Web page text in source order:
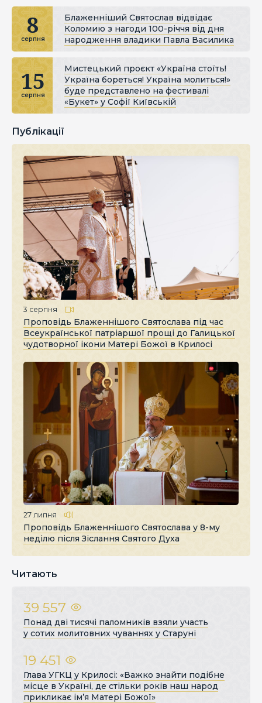
8
серпня
Блаженніший Святослав відвідає
Коломию з нагоди 100-річчя від дня
народження владики Павла Василика
15
серпня
Мистецький проєкт «Україна стоїть!
Україна бореться! Україна молиться!»
буде представлено на фестивалі
«Букет» у Софії Київській
Публікації
3 серпня
Проповідь Блаженнішого Святослава під час
Всеукраїнської патріаршої прощі до Галицької
чудотворної ікони Матері Божої в Крилосі
27 липня
Проповідь Блаженнішого Святослава у 8-му
неділю після Зіслання Святого Духа
Читають
39 557
Понад дві тисячі паломників взяли участь
у сотих молитовних чуваннях у Старуні
19 451
Глава УГКЦ у Крилосі: «Важко знайти подібне
місце в Україні, де стільки років наш народ
прикликає ім’я Матері Божої»